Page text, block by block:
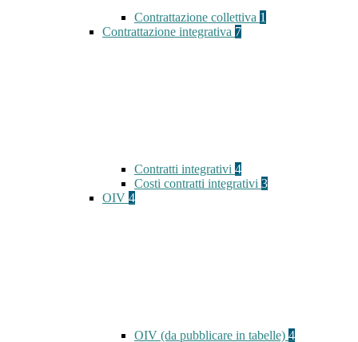
Contrattazione collettiva 1
Contrattazione integrativa 7
Contratti integrativi 4
Costi contratti integrativi 3
OIV 4
OIV (da pubblicare in tabelle) 4